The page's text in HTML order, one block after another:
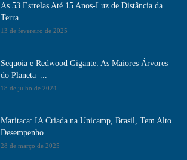
As 53 Estrelas Até 15 Anos-Luz de Distância da
Terra ...
13 de fevereiro de 2025
Sequoia e Redwood Gigante: As Maiores Árvores
do Planeta |...
18 de julho de 2024
Maritaca: IA Criada na Unicamp, Brasil, Tem Alto
Desempenho​ |...
28 de março de 2025